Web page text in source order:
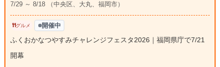
7/29 ～ 8/18 （中央区、大丸、福岡市）
グルメ 開催中
ふくおかなつやすみチャレンジフェスタ2026｜福岡県庁で7/21
開幕